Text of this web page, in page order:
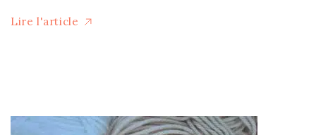
Lire l'article